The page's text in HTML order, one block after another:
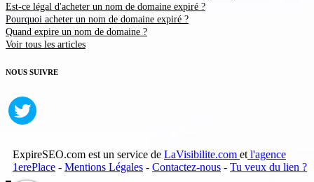
Est-ce légal d'acheter un nom de domaine expiré ?
Pourquoi acheter un nom de domaine expiré ?
Quand expire un nom de domaine ?
Voir tous les articles
NOUS SUIVRE
ExpireSEO.com est un service de LaVisibilite.com et l'agence
1erePlace - Mentions Légales - Contactez-nous - Tu veux du lien ?